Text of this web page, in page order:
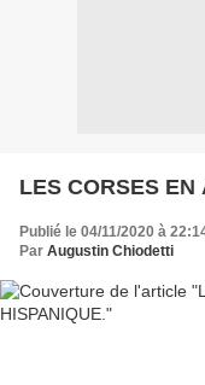
LES CORSES EN
Publié le 04/11/2020 à
Par Augustin Chiodetti